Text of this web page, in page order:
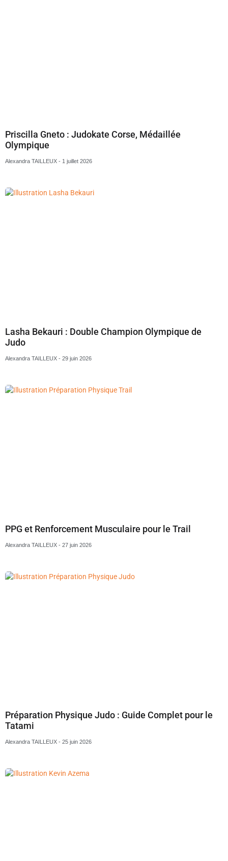
Priscilla Gneto : Judokate Corse, Médaillée
Olympique
Alexandra TAILLEUX 1 juillet 2026
Lasha Bekauri : Double Champion Olympique de
Judo
Alexandra TAILLEUX 29 juin 2026
PPG et Renforcement Musculaire pour le Trail
Alexandra TAILLEUX 27 juin 2026
Préparation Physique Judo : Guide Complet pour le
Tatami
Alexandra TAILLEUX 25 juin 2026